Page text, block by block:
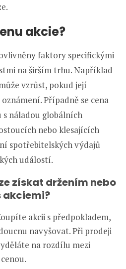
akcie?
faktory specifickými
na širším trhu. Například
vzrůst, pokud její
Případně se cena
s náladou globálních
nebo klesajících
spotřebitelských výdajů
událostí.
získat držením nebo
akciemi?
akcii s předpokladem,
navyšovat. Při prodeji
na rozdílu mezi